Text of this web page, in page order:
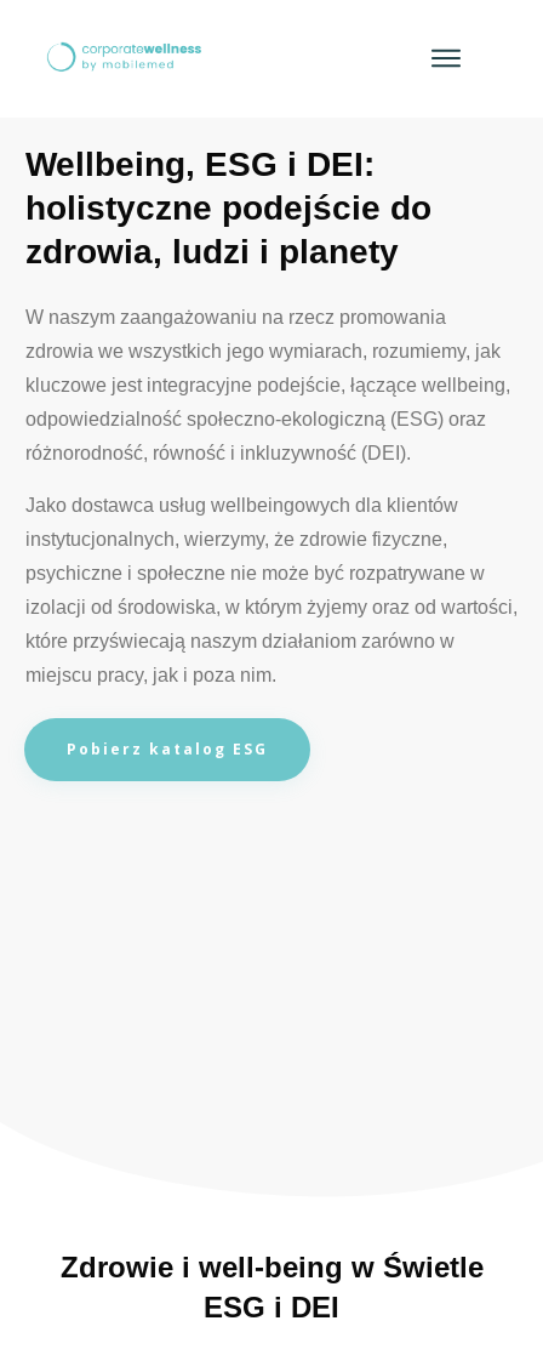
Wellbeing, ESG i DEI:
holistyczne podejście do
zdrowia, ludzi i planety
W naszym zaangażowaniu na rzecz promowania
zdrowia we wszystkich jego wymiarach, rozumiemy, jak
kluczowe jest integracyjne podejście, łączące wellbeing,
odpowiedzialność społeczno-ekologiczną (ESG) oraz
różnorodność, równość i inkluzywność (DEI).
Jako dostawca usług wellbeingowych dla klientów
instytucjonalnych, wierzymy, że zdrowie fizyczne,
psychiczne i społeczne nie może być rozpatrywane w
izolacji od środowiska, w którym żyjemy oraz od wartości,
które przyświecają naszym działaniom zarówno w
miejscu pracy, jak i poza nim.
Pobierz katalog ESG
Zdrowie i well-being w Świetle
ESG i DEI